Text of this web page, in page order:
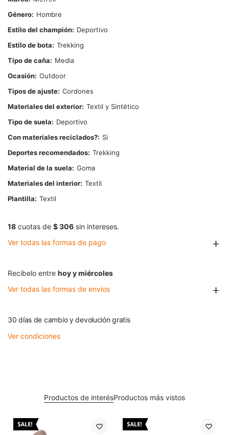
Género
Hombre
Estilo del champión
Deportivo
Estilo de bota
Trekking
Tipo de caña
Media
Ocasión Outdoor
Tipos de ajuste Cordones
Materiales del exterior Textil y Sintético
Tipo de suela
Deportivo
Con materiales reciclados?
Si
Deportes recomendados Trekking
Material de la suela
Goma
Materiales del interior Textil
Plantilla
Textil
18 cuotas de $ 306 sin intereses.
Ver todas las formas de pago
Recibelo entre hoy y miércoles
Ver todas las formas de envíos
30 días de cambio y devolución gratis
Ver condiciones
Productos de interésProductos más vistos